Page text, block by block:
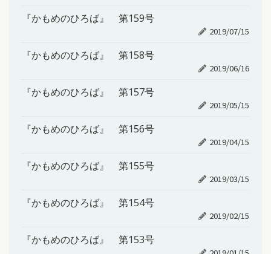
『かもめのひろば』 第159号
2019/07/15
『かもめのひろば』 第158号
2019/06/16
『かもめのひろば』 第157号
2019/05/15
『かもめのひろば』 第156号
2019/04/15
『かもめのひろば』 第155号
2019/03/15
『かもめのひろば』 第154号
2019/02/15
『かもめのひろば』 第153号